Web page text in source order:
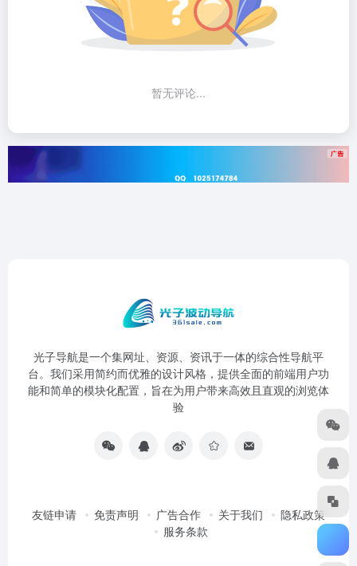
暂无评论...
光子导航是一个集网址、资源、资讯于一体的综合性导航平
台。我们采用简约而优雅的设计风格，提供全面的前端用户功
能和简单的模块化配置，旨在为用户带来高效且直观的浏览体
验
友链申请 免责声明 广告合作 关于我们
隐私政策
服务条款